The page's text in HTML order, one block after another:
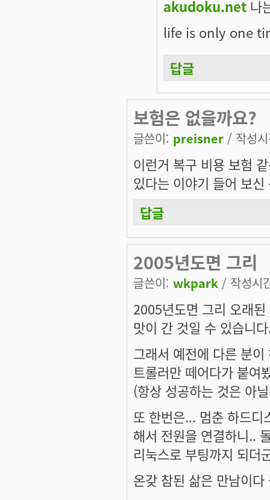
akudoku.net 나
life is only one
답글
보험은 없을까요?
글쓴이: preisner / 작성
이런거 복구 비용 보험
있다는 이야기 들어 보
답글
2005년도면 그리
글쓴이: wkpark / 작성시
2005년도면 그리 오래
맛이 간 것일 수 있습니
그래서 예전에 다른 분
트롤러만 떼어다가 붙여
(항상 성공하는 것은 아
또 한번은... 멈춘 하드디
해서 전원을 연결하니..
리눅스로 부팅까지 되더
온갖 참된 삶은 만남이